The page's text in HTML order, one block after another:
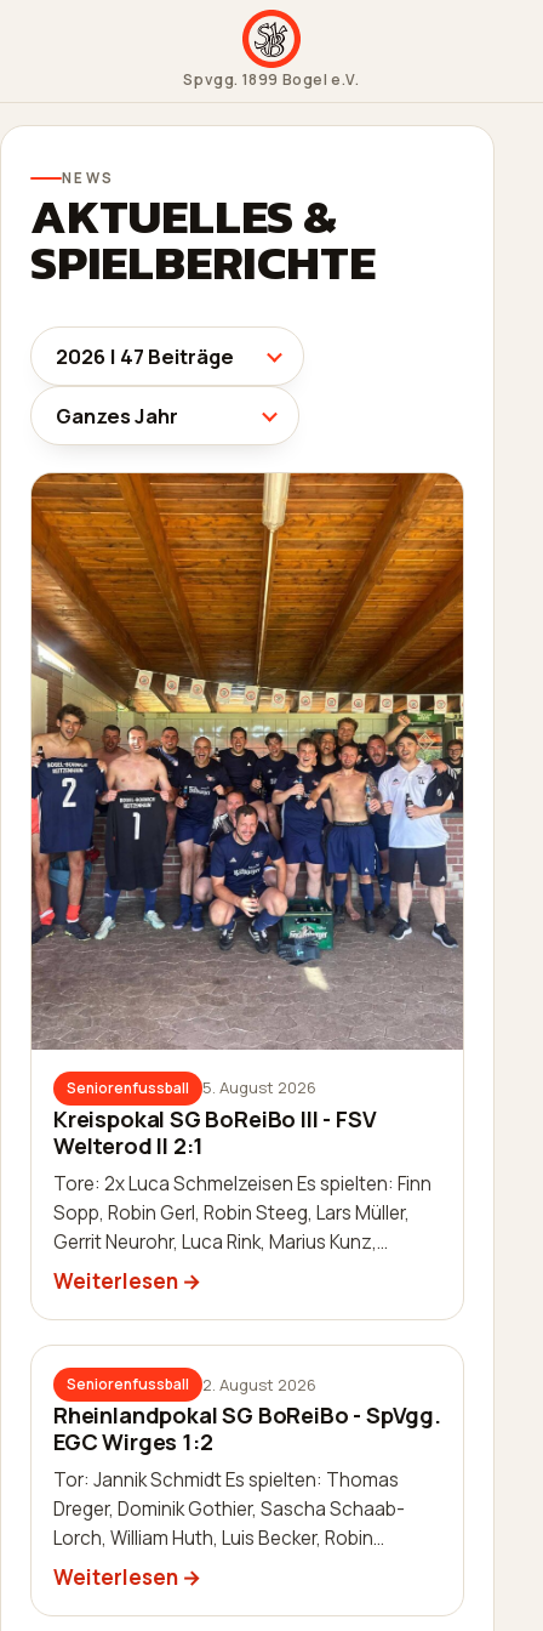
Spvgg. 1899 Bogel e.V.
NEWS
AKTUELLES &
SPIELBERICHTE
Seniorenfussball 5. August 2026
Kreispokal SG BoReiBo III - FSV
Welterod II 2:1
Tore: 2x Luca Schmelzeisen Es spielten: Finn
Sopp, Robin Gerl, Robin Steeg, Lars Müller,
Gerrit Neurohr, Luca Rink, Marius Kunz,
Manuel Häuser, Lukas Schleis,…
Weiterlesen
Seniorenfussball 2. August 2026
Rheinlandpokal SG BoReiBo - SpVgg.
EGC Wirges 1:2
Tor: Jannik Schmidt Es spielten: Thomas
Dreger, Dominik Gothier, Sascha Schaab-
Lorch, William Huth, Luis Becker, Robin
Zimmermann, Julien Leidinger, Jannik Schm…
Weiterlesen